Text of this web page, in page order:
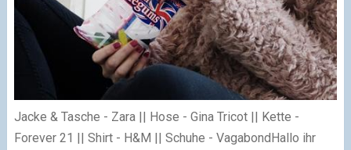
Jacke & Tasche - Zara || Hose - Gina Tricot || Kette -
Forever 21 || Shirt - H&M || Schuhe - VagabondHallo ihr